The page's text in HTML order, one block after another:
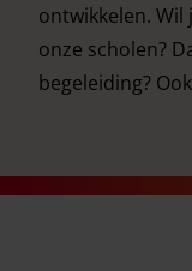
ontwikkelen.
onze scholen?
begeleiding?